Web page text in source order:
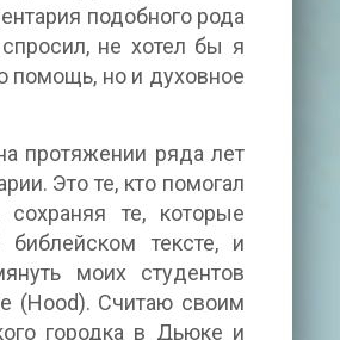
подобного рода
не хотел бы я
помощь, но и духовное
протяжении ряда лет
Это те, кто помогал
те, которые
тексте, и
моих студентов
(Hood). Считаю своим
городка в Дьюке и